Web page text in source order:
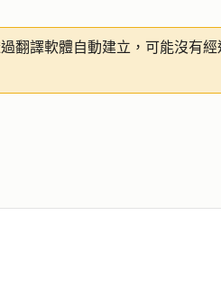
翻譯軟體自動建立，可能沒有